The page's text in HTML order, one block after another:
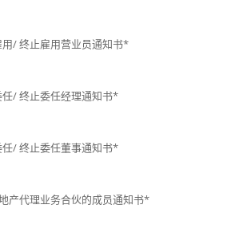
/ 终止雇用营业员通知书*
/ 终止委任经理通知书*
/ 终止委任董事通知书*
产代理业务合伙的成员通知书*